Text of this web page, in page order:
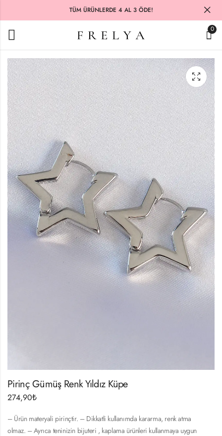
TÜM ÜRÜNLERDE 4 AL 3 ÖDE!
0
Pirinç Gümüş Renk Yıldız Küpe
274,90₺
– Ürün materyali pirinçtir. – Dikkatli kullanımda kararma, renk atma
olmaz. – Ayrıca teninizin bijuteri , kaplama ürünleri kullanmaya uygun